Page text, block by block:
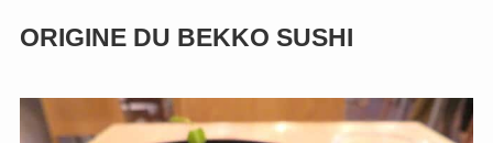
ORIGINE DU BEKKO SUSHI